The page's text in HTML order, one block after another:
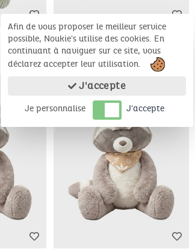
Lino, large
49,95 €
Bientôt disponible
Afin de vous proposer le meilleur service
possible, Noukie's utilise des cookies. En
continuant à naviguer sur ce site, vous
déclarez accepter leur utilisation.
J'accepte
Je personnalise J'accepte